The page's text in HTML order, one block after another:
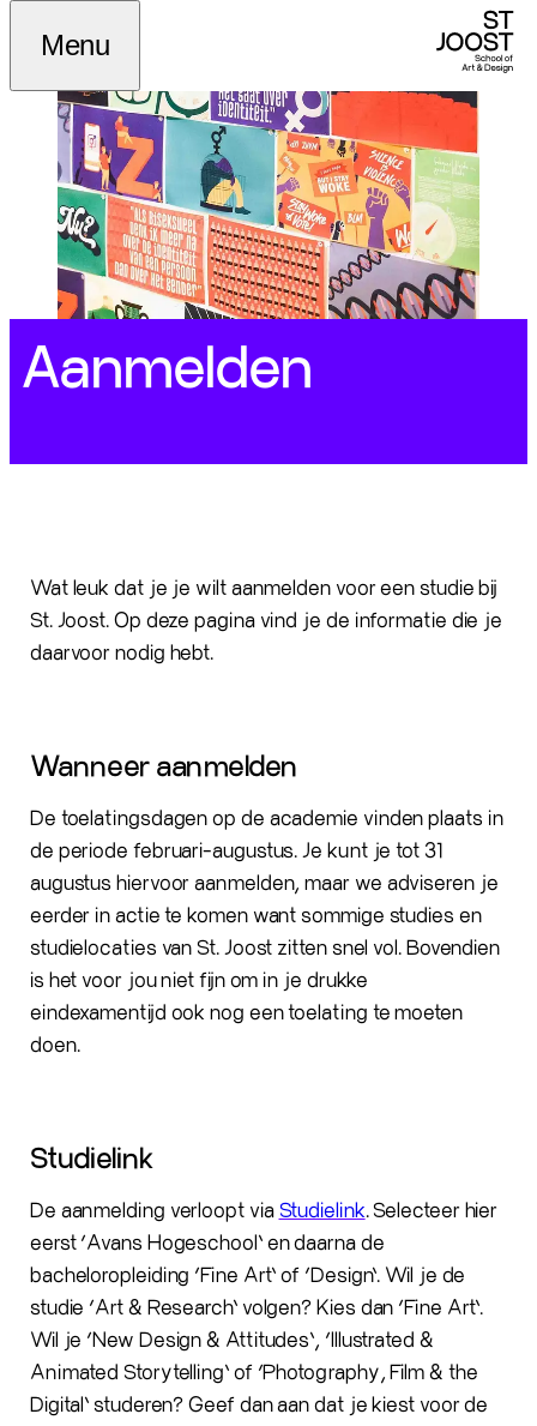
Menu
Aanmelden
Wat leuk dat je je wilt aanmelden voor een studie bij
St. Joost. Op deze pagina vind je de informatie die je
daarvoor nodig hebt.
Wanneer aanmelden
De toelatingsdagen op de academie vinden plaats in
de periode februari-augustus. Je kunt je tot 31
augustus hiervoor aanmelden, maar we adviseren je
eerder in actie te komen want sommige studies en
studielocaties van St. Joost zitten snel vol. Bovendien
is het voor jou niet fijn om in je drukke
eindexamentijd ook nog een toelating te moeten
doen.
Studielink
De aanmelding verloopt via Studielink. Selecteer hier
eerst ‘Avans Hogeschool’ en daarna de
bacheloropleiding ‘Fine Art’ of ‘Design’. Wil je de
studie ‘Art & Research’ volgen? Kies dan ‘Fine Art’.
Wil je ‘New Design & Attitudes’, ‘Illustrated &
Animated Storytelling’ of ‘Photography, Film & the
Digital’ studeren? Geef dan aan dat je kiest voor de